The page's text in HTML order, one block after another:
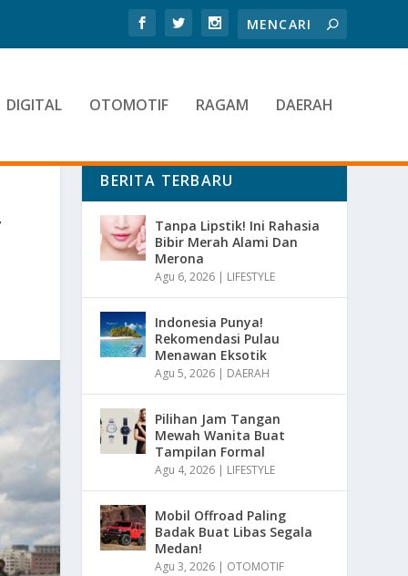
DIGITAL OTOMOTIF RAGAM DAERAH
BERITA TERBARU
Tanpa Lipstik! Ini Rahasia
Bibir Merah Alami Dan
Merona
Agu 6, 2026 | LIFESTYLE
Indonesia Punya!
Rekomendasi Pulau
Menawan Eksotik
Agu 5, 2026 | DAERAH
Pilihan Jam Tangan
Mewah Wanita Buat
Tampilan Formal
Agu 4, 2026 | LIFESTYLE
Mobil Offroad Paling
Badak Buat Libas Segala
Medan!
Agu 3, 2026 | OTOMOTIF